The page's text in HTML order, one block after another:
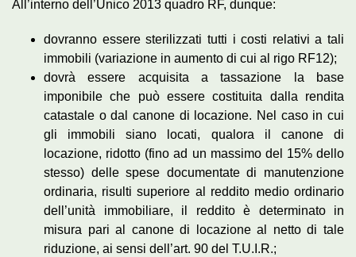
All’interno dell’Unico 2013 quadro RF, dunque:
dovranno essere sterilizzati tutti i costi relativi a tali
immobili (variazione in aumento di cui al rigo RF12);
dovrà essere acquisita a tassazione la base
imponibile che può essere costituita dalla rendita
catastale o dal canone di locazione. Nel caso in cui
gli immobili siano locati, qualora il canone di
locazione, ridotto (fino ad un massimo del 15% dello
stesso) delle spese documentate di manutenzione
ordinaria, risulti superiore al reddito medio ordinario
dell’unità immobiliare, il reddito è determinato in
misura pari al canone di locazione al netto di tale
riduzione, ai sensi dell’art. 90 del T.U.I.R.;